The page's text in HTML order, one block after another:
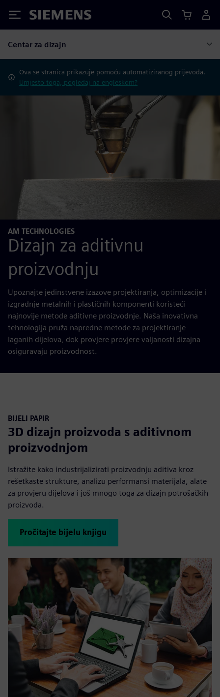
Siemens
Centar za dizajn
Ova se stranica prikazuje pomoću automatiziranog prijevoda.
Umjesto toga, pogledaj na engleskom?
AM TECHNOLOGIES
Dizajn za aditivnu
proizvodnju
Upoznajte jedinstvene izazove projektiranja, optimizacije i
izgradnje metalnih i plastičnih komponenti koristeći
najnovije metode aditivne proizvodnje. Naša inovativna
tehnologija pruža napredne metode za projektiranje
laganih dijelova, dok provjere provjere valjanosti dizajna
osiguravaju proizvodnost.
BIJELI PAPIR
3D dizajn proizvoda s aditivnom
proizvodnjom
Istražite kako industrijalizirati proizvodnju aditiva kroz
rešetkaste strukture, analizu performansi materijala, alate
za provjeru dijelova i još mnogo toga za dizajn potrošačkih
proizvoda.
Pročitajte bijelu knjigu